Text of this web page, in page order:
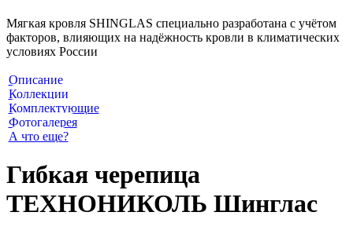
Мягкая кровля SHINGLAS специально разработана с учётом
факторов, влияющих на надёжность кровли в климатических
условиях России
Описание
Коллекции
Комплектующие
Фотогалерея
А что еще?
Гибкая черепица
ТЕХНОНИКОЛЬ Шинглас